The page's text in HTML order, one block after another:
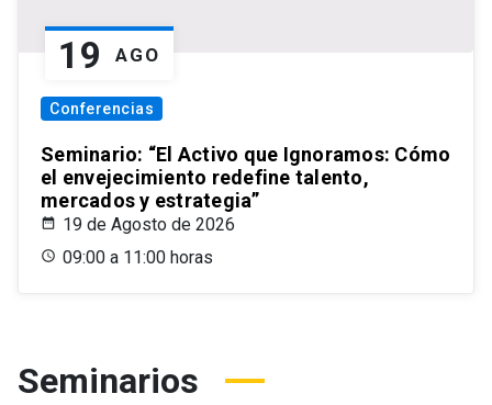
19 AGO
Conferencias
Seminario: “El Activo que Ignoramos: Cómo
el envejecimiento redefine talento,
mercados y estrategia”
19 de Agosto de 2026
09:00 a 11:00 horas
Seminarios